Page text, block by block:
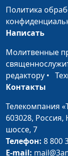
Идеальная
своими руками
Замуж - зачем?
Политика
Написать
Молитвенные
редактору •
Контакты
Телекомпания
603028, Россия,
шоссе, 7
Телефон: 8 800
E-mail: